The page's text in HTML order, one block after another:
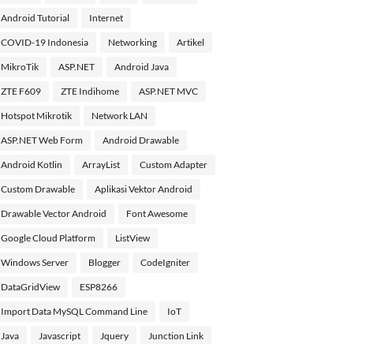
Android Tutorial Internet
COVID-19 Indonesia Networking Artikel
MikroTik ASP.NET Android Java
ZTE F609 ZTE Indihome ASP.NET MVC
Hotspot Mikrotik Network LAN
ASP.NET Web Form Android Drawable
Android Kotlin ArrayList Custom Adapter
Custom Drawable Aplikasi Vektor Android
Drawable Vector Android Font Awesome
Google Cloud Platform ListView
Windows Server Blogger CodeIgniter
DataGridView ESP8266
Import Data MySQL Command Line IoT
Java Javascript Jquery Junction Link